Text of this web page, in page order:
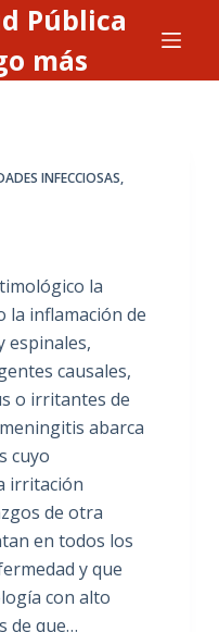
Pública
más
INFECCIOSAS,
la
la inflamación de
espinales,
causales,
o irritantes de
abarca
cuyo
irritación
de otra
en todos los
y que
con alto
de que…